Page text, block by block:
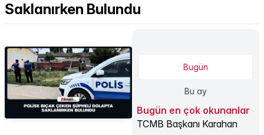
Saklanırken Bulundu
Bugün
Bu ay
Bugün en çok okunanlar
TCMB Başkanı Karahan